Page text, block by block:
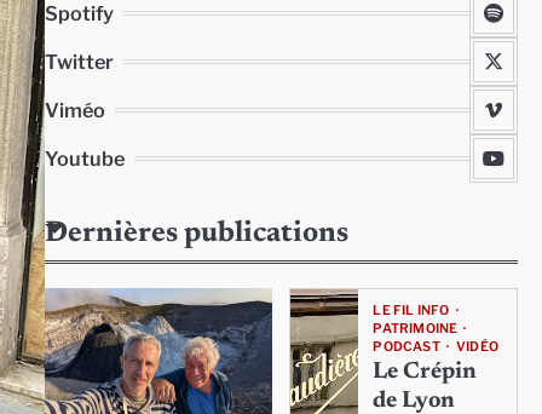
Spotify
Twitter
Viméo
Youtube
Dernières publications
LE FIL INFO
PATRIMOINE
PODCAST
VIDÉO
Le Crépin
de Lyon